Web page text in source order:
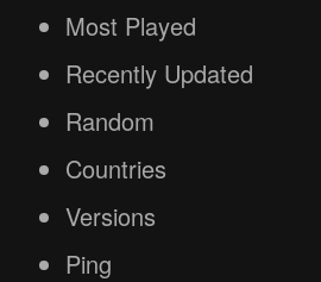
Most Played
Recently Updated
Random
Countries
Versions
Ping